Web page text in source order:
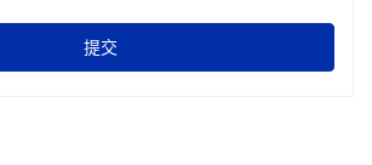
提交